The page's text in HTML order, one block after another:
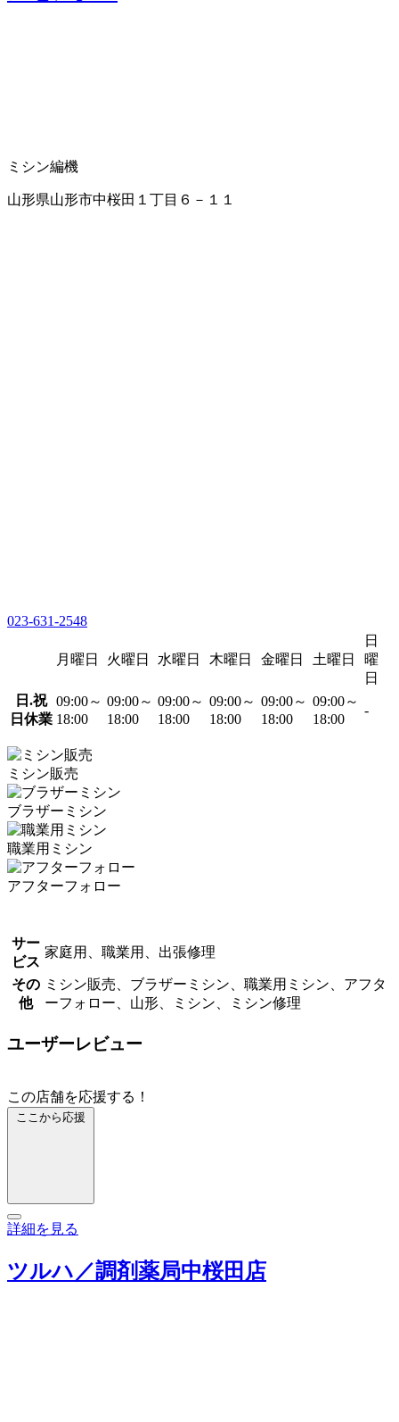
ミシン編機
山形県山形市中桜田１丁目６－１１
023-631-2548
月曜日 火曜日 水曜日 木曜日 金曜日 土曜日
日
曜
日
日.祝
日休業
09:00～
18:00
09:00～
18:00
09:00～
18:00
09:00～
18:00
09:00～
18:00
09:00～
18:00
-
ミシン販売
ブラザーミシン
職業用ミシン
アフターフォロー
サー
ビス
家庭用、職業用、出張修理
その
他
ミシン販売、ブラザーミシン、職業用ミシン、アフタ
ーフォロー、山形、ミシン、ミシン修理
ユーザーレビュー
この店舗を応援する！
ここから応援
詳細を見る
ツルハ／調剤薬局中桜田店